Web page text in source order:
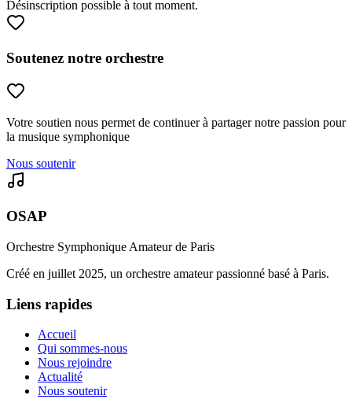
Désinscription possible à tout moment.
Soutenez notre orchestre
Votre soutien nous permet de continuer à partager notre passion pour
la musique symphonique
Nous soutenir
OSAP
Orchestre Symphonique Amateur de Paris
Créé en juillet 2025, un orchestre amateur passionné basé à Paris.
Liens rapides
Accueil
Qui sommes-nous
Nous rejoindre
Actualité
Nous soutenir